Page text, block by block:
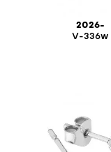
2026-
V-336w